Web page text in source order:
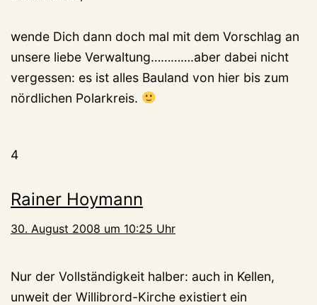
wende Dich dann doch mal mit dem Vorschlag an
unsere liebe Verwaltung………….aber dabei nicht
vergessen: es ist alles Bauland von hier bis zum
nördlichen Polarkreis.
4
Rainer Hoymann
30. August 2008 um 10:25 Uhr
Nur der Vollständigkeit halber: auch in Kellen,
unweit der Willibrord-Kirche existiert ein